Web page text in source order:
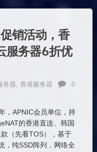
销活动，香
务器6折优
务器, 香港服务器
0
，APNIC会员单位，持
的香港直连、韩国
（先看TOS），基于
，纯SSD阵列，网络全